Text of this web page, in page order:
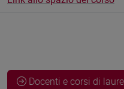
Docenti e corsi di